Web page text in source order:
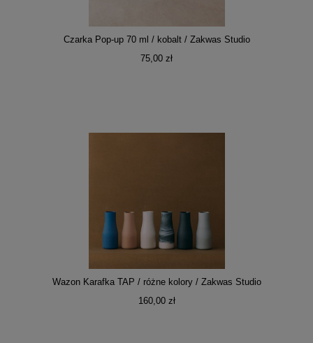
Czarka Pop-up 70 ml / kobalt / Zakwas Studio
75,00 zł
Wazon Karafka TAP / różne kolory / Zakwas Studio
160,00 zł